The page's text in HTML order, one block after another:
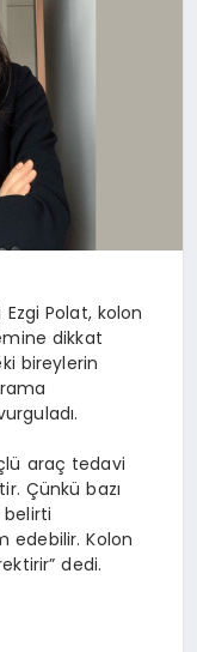
Ezgi Polat, kolon
dikkat
bireylerin
araç tedavi
Çünkü bazı
belirti
edebilir. Kolon
dedi.